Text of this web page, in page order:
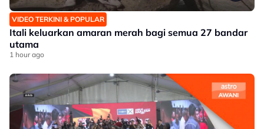
VIDEO TERKINI & POPULAR
Itali keluarkan amaran merah bagi semua 27 bandar
utama
1 hour ago